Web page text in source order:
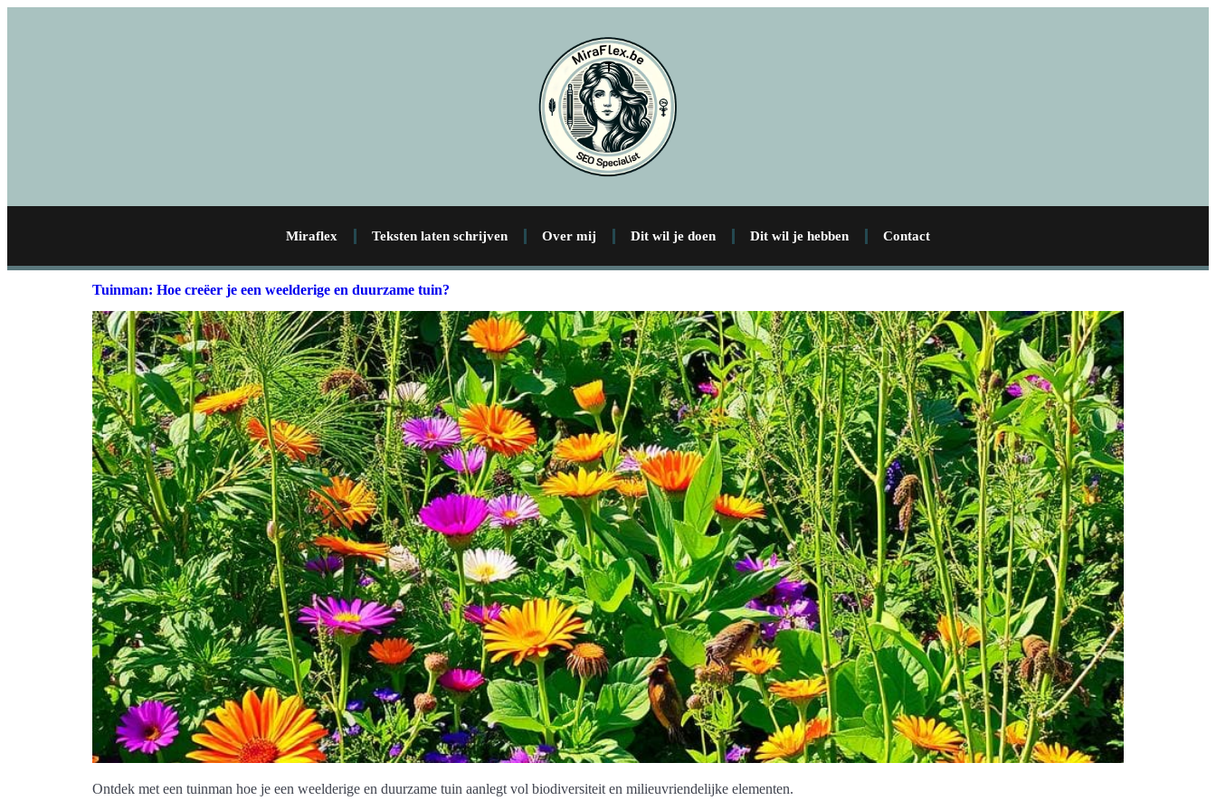
Miraflex Teksten laten schrijven Over mij Dit wil je doen Dit wil je hebben Contact
Tuinman: Hoe creëer je een weelderige en duurzame tuin?
Ontdek met een tuinman hoe je een weelderige en duurzame tuin aanlegt vol biodiversiteit en milieuvriendelijke elementen.